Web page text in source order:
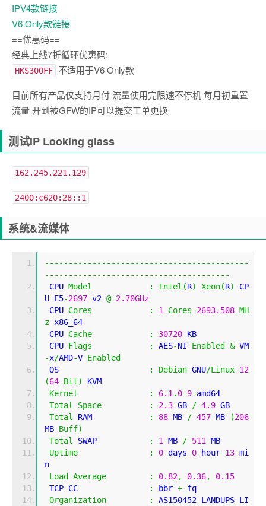
IPV4款链接
V6 Only款链接
==优惠码==
经典上线7折循环优惠码:
HKS30OFF
不适用于V6 Only款
目前所有产品仅支持月付 流量使用完限速不停机 每月初重置
流量 开到被GFW的IP可以提交工单更换
测试IP Looking glass
162.245.221.129
2400:c620:28::1
系统&流媒体
-------------------------------------------
---------------------------------------
CPU Model : Intel (R) Xeon(R)
CP
U E5-2697 v2 @ 2.70GHz
CPU Cores : 1 Cores 2693.508 MH
z x86_64
CPU Cache : 30720 KB
CPU Flags : AES-NI Enabled & VM
-x/AMD-V Enabled
OS
: Debian GNU/Linux 12
(64 Bit)
KVM
Kernel
: 6.1 . 0-9-amd64
Total
Space : 2.3 GB / 4.9 GB
Total
RAM : 88 MB / 457 MB (206
MB Buff)
Total
SWAP : 1 MB / 511
MB
Uptime
: 0 days 0 hour 13 mi
n
Load
Average : 0.82, 0.36,
0.15
TCP CC
: bbr + fq
Organization
:
AS150452 LANDUPS LI